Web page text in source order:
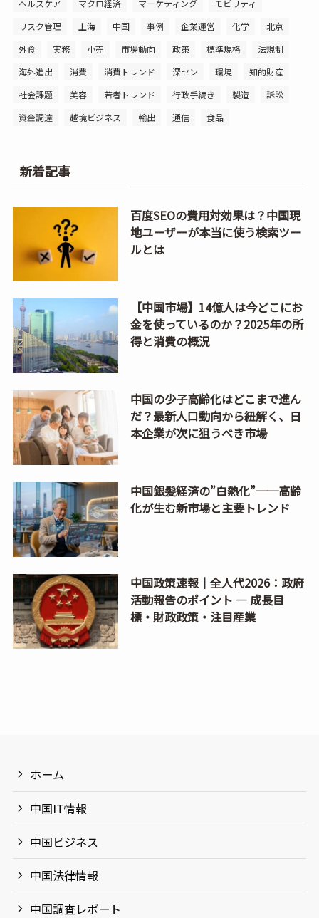
ヘルスケア
マクロ経済 マーケティング
モビリティ
リスク管理
上海 中国 事例 企業運営 化学
北京
外食
実務 小売 市場動向 政策 標準規格
法規制
海外進出
消費 消費トレンド 深セン 環境
知的財産
社会課題
美容 若者トレンド 行政手続き 製造
訴訟
資金調達
越境ビジネス 輸出 通信 食品
新着記事
百度SEOの費用対効果は？中国現
地ユーザーが本当に使う検索ツー
ルとは
【中国市場】14億人は今どこにお
金を使っているのか？2025年の所
得と消費の概況
中国の少子高齢化はどこまで進ん
だ？最新人口動向から紐解く、日
本企業が次に狙うべき市場
中国銀髪経済の”白熱化”──高齢
化が生む新市場と主要トレンド
中国政策速報｜全人代2026：政府
活動報告のポイント ― 成長目
標・財政政策・注目産業
ホーム
中国IT情報
中国ビジネス
中国法律情報
中国調査レポート